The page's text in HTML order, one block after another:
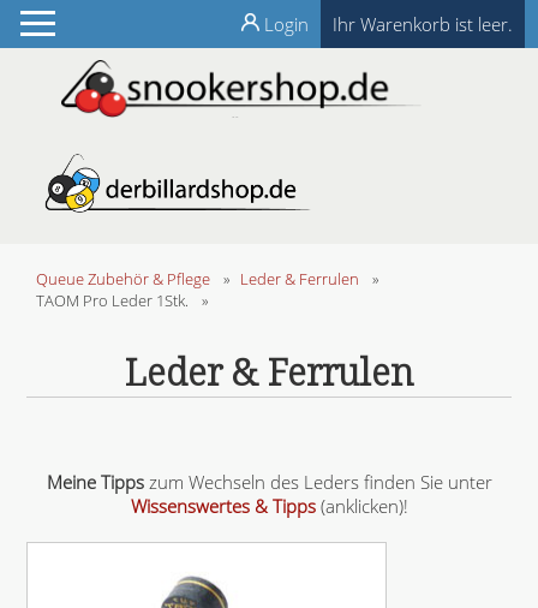
Ihr Warenkorb ist leer.
Login
Queue Zubehör & Pflege » Leder & Ferrulen
»
TAOM Pro Leder 1Stk.
»
Leder & Ferrulen
Meine Tipps zum Wechseln des Leders finden Sie unter
Wissenswertes & Tipps(anklicken)!